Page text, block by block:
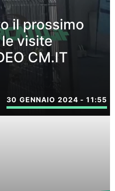
il prossimo
visite
CM.IT
30 GENNAIO 2024 - 11:55